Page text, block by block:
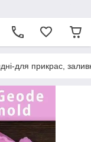
для прикрас,